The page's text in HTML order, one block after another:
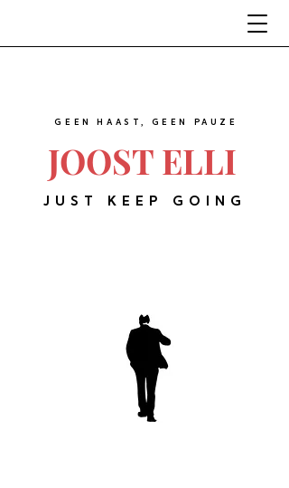
JOOST ELLI
GEEN HAAST, GEEN PAUZE
JUST KEEP GOING